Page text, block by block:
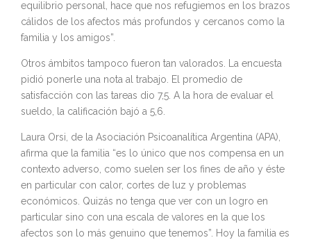
equilibrio personal, hace que nos refugiemos en los brazos
cálidos de los afectos más profundos y cercanos como la
familia y los amigos”.
Otros ámbitos tampoco fueron tan valorados. La encuesta
pidió ponerle una nota al trabajo. El promedio de
satisfacción con las tareas dio 7,5. A la hora de evaluar el
sueldo, la calificación bajó a 5,6.
Laura Orsi, de la Asociación Psicoanalítica Argentina (APA),
afirma que la familia “es lo único que nos compensa en un
contexto adverso, como suelen ser los fines de año y éste
en particular con calor, cortes de luz y problemas
económicos. Quizás no tenga que ver con un logro en
particular sino con una escala de valores en la que los
afectos son lo más genuino que tenemos”. Hoy la familia es